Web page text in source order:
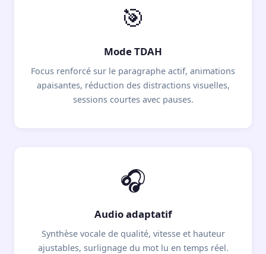
🎯
Mode TDAH
Focus renforcé sur le paragraphe actif, animations
apaisantes, réduction des distractions visuelles,
sessions courtes avec pauses.
🎧
Audio adaptatif
Synthèse vocale de qualité, vitesse et hauteur
ajustables, surlignage du mot lu en temps réel.